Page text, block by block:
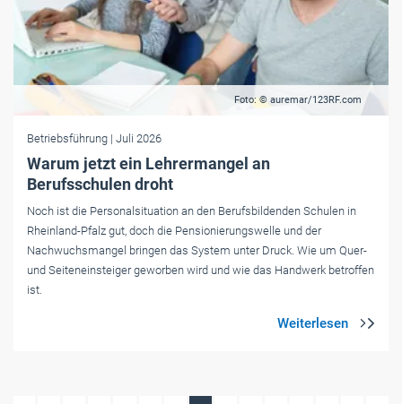
Foto: © auremar/123RF.com
Betriebsführung | Juli 2026
Warum jetzt ein Lehrermangel an
Berufsschulen droht
Noch ist die Personalsituation an den Berufsbildenden Schulen in
Rheinland-Pfalz gut, doch die Pensionierungswelle und der
Nachwuchsmangel bringen das System unter Druck. Wie um Quer-
und Seiteneinsteiger geworben wird und wie das Handwerk betroffen
ist.